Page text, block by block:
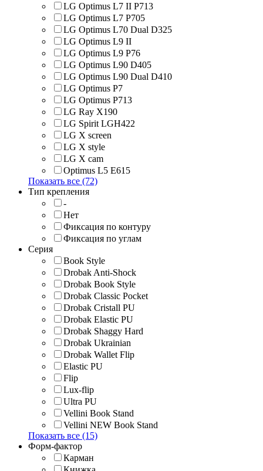
LG Optimus L7 II P713
LG Optimus L7 P705
LG Optimus L70 Dual D325
LG Optimus L9 II
LG Optimus L9 P76
LG Optimus L90 D405
LG Optimus L90 Dual D410
LG Optimus P7
LG Optimus P713
LG Ray X190
LG Spirit LGH422
LG X screen
LG X style
LG Х cam
Optimus L5 E615
Показать все (72)
Тип крепления
-
Нет
Фиксация по контуру
Фиксация по углам
Серия
Book Style
Drobak Anti-Shock
Drobak Book Style
Drobak Classic Pocket
Drobak Cristall PU
Drobak Elastic PU
Drobak Shaggy Hard
Drobak Ukrainian
Drobak Wallet Flip
Elastic PU
Flip
Lux-flip
Ultra PU
Vellini Book Stand
Vellini NEW Book Stand
Показать все (15)
Форм-фактор
Карман